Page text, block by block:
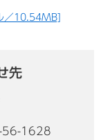
／10.54MB]
先
56-1628